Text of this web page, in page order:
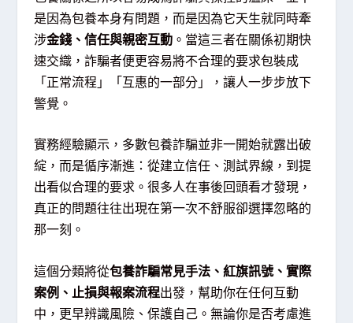
是因為包養本身有問題，而是因為它天生就同時牽
涉金錢、信任與親密互動。當這三者在關係初期快
速交織，詐騙者便更容易將不合理的要求包裝成
「正常流程」「互惠的一部分」，讓人一步步放下
警覺。
實務經驗顯示，多數包養詐騙並非一開始就露出破
綻，而是循序漸進：從建立信任、測試界線，到提
出看似合理的要求。很多人在事後回頭看才發現，
真正的問題往往出現在第一次不舒服卻選擇忽略的
那一刻。
這個分類將從包養詐騙常見手法、紅旗訊號、實際
案例、止損與報案流程出發，幫助你在任何互動
中，更早辨識風險、保護自己。無論你是否考慮進